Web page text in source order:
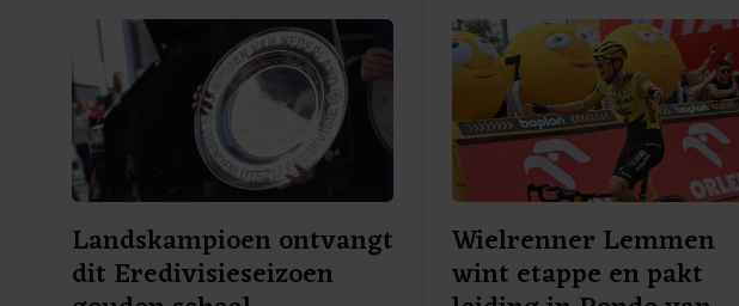
Landskampioen ontvangt
dit Eredivisieseizoen
Wielrenner Lemmen
wint etappe en pakt